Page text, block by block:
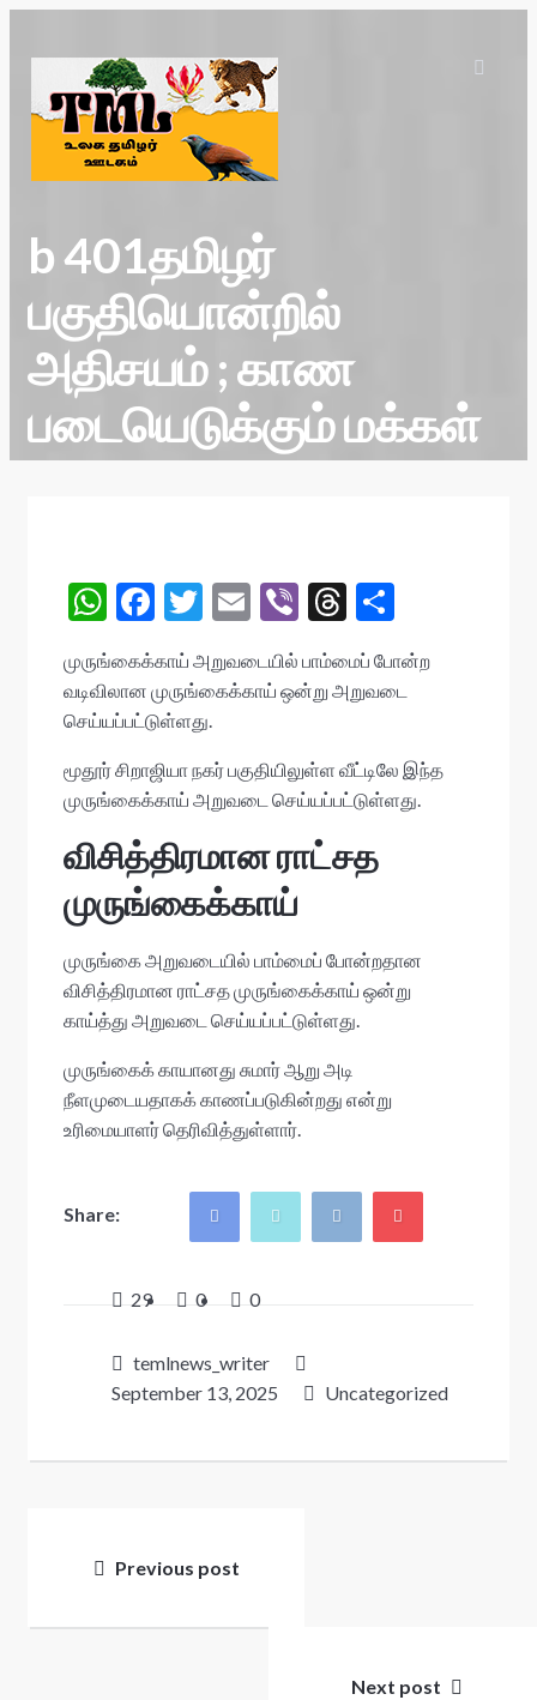
b 401தமிழர்
பகுதியொன்றில்
அதிசயம் ; காண
படையெடுக்கும் மக்கள்
W
at
s
A
p
p
F
ac
e
b
o
o
k
T
itt
er
E
ai
Vi
er
T
hr
ea
ds
h
ar
முருங்கைக்காய் அறுவடையில் பாம்மைப் போன்ற
வடிவிலான முருங்கைக்காய் ஒன்று அறுவடை
செய்யப்பட்டுள்ளது.
மூதூர் சிறாஜியா நகர் பகுதியிலுள்ள வீட்டிலே இந்த
முருங்கைக்காய் அறுவடை செய்யப்பட்டுள்ளது.
விசித்திரமான ராட்சத
முருங்கைக்காய்
முருங்கை அறுவடையில் பாம்மைப் போன்றதான
விசித்திரமான ராட்சத முருங்கைக்காய் ஒன்று
காய்த்து அறுவடை செய்யப்பட்டுள்ளது.
முருங்கைக் காயானது சுமார் ஆறு அடி
நீளமுடையதாகக் காணப்படுகின்றது என்று
உரிமையாளர் தெரிவித்துள்ளார்.
Share:
29 0 0
temlnews_writer
September 13, 2025
Uncategorized
navigation
Previous post
Next post